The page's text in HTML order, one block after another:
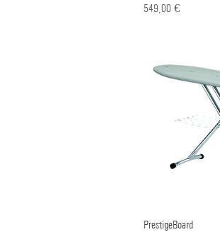
Τιμή
549,00 €
PrestigeBoard